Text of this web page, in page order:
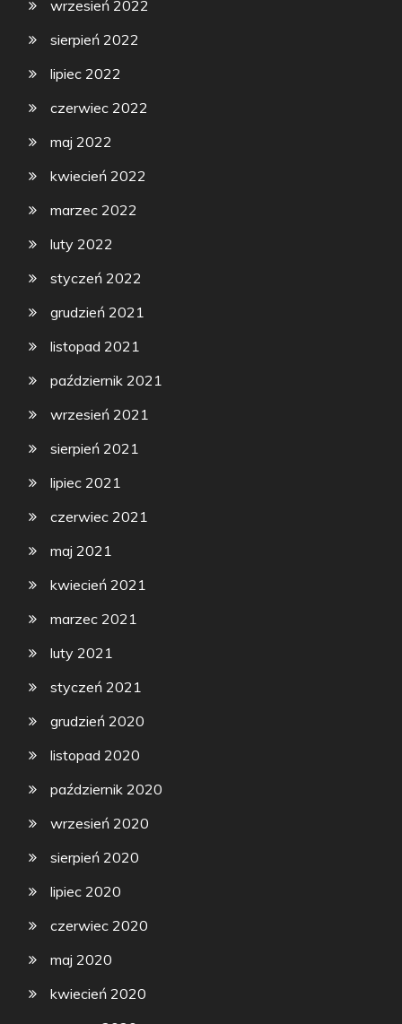
wrzesień 2022
sierpień 2022
lipiec 2022
czerwiec 2022
maj 2022
kwiecień 2022
marzec 2022
luty 2022
styczeń 2022
grudzień 2021
listopad 2021
październik 2021
wrzesień 2021
sierpień 2021
lipiec 2021
czerwiec 2021
maj 2021
kwiecień 2021
marzec 2021
luty 2021
styczeń 2021
grudzień 2020
listopad 2020
październik 2020
wrzesień 2020
sierpień 2020
lipiec 2020
czerwiec 2020
maj 2020
kwiecień 2020